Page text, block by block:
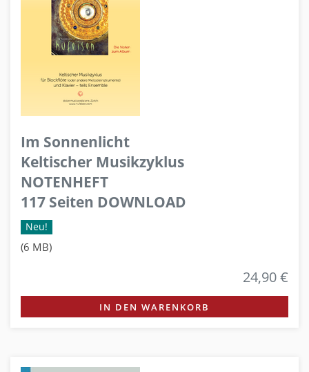
Im Sonnenlicht
Keltischer Musikzyklus
NOTENHEFT
117 Seiten DOWNLOAD
Neu!
(6 MB)
24,90 €
IN DEN WARENKORB